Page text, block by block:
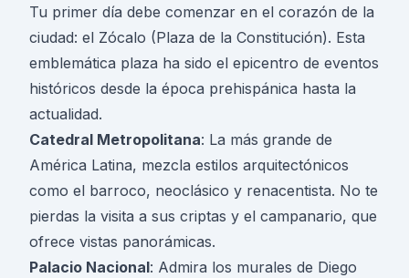
Tu primer día debe comenzar en el corazón de la
ciudad: el Zócalo (Plaza de la Constitución). Esta
emblemática plaza ha sido el epicentro de eventos
históricos desde la época prehispánica hasta la
actualidad.
Catedral Metropolitana: La más grande de
América Latina, mezcla estilos arquitectónicos
como el barroco, neoclásico y renacentista. No te
pierdas la visita a sus criptas y el campanario, que
ofrece vistas panorámicas.
Palacio Nacional: Admira los murales de Diego